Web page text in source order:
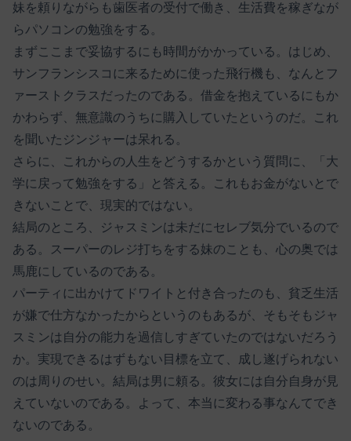
妹を頼りながらも歯医者の受付で働き、生活費を稼ぎなが
らパソコンの勉強をする。
まずここまで妥協するにも時間がかかっている。はじめ、
サンフランシスコに来るために使った飛行機も、なんとフ
ァーストクラスだったのである。借金を抱えているにもか
かわらず、無意識のうちに購入していたというのだ。これ
を聞いたジンジャーは呆れる。
さらに、これからの人生をどうするかという質問に、「大
学に戻って勉強をする」と答える。これもお金がないとで
きないことで、現実的ではない。
結局のところ、ジャスミンは未だにセレブ気分でいるので
ある。スーパーのレジ打ちをする妹のことも、心の奥では
馬鹿にしているのである。
パーティに出かけてドワイトと付き合ったのも、貧乏生活
が嫌で仕方なかったからというのもあるが、そもそもジャ
スミンは自分の能力を過信しすぎていたのではないだろう
か。実現できるはずもない目標を立て、成し遂げられない
のは周りのせい。結局は男に頼る。彼女には自分自身が見
えていないのである。よって、本当に変わる事なんてでき
ないのである。